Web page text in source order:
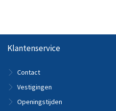
Klantenservice
Contact
Vestigingen
Openingstijden